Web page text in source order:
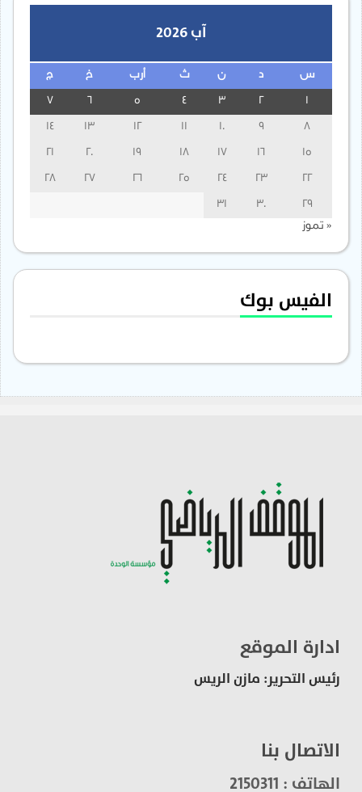
آب 2026
س ن ث أرب خ ج
3
13
14
15
16
17
18
19
20
21
22
23
24
25
26
27
28
29
30
31
« تموز
الفيس بوك
ادارة الموقع
رئيس التحرير: مازن الريس
الاتصال بنا
الهاتف : 2150311